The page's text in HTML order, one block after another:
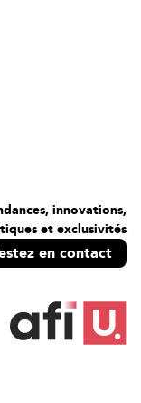
innovations,
et exclusivités
en contact